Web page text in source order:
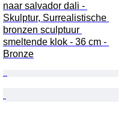
naar salvador dali -
Skulptur, Surrealistische
bronzen sculptuur
smeltende klok - 36 cm -
Bronze